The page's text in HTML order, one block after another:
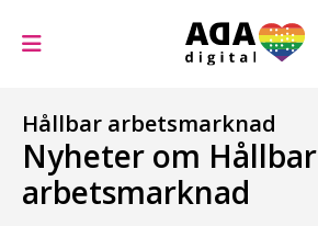
Hållbar arbetsmarknad
Nyheter om Hållbar
arbetsmarknad